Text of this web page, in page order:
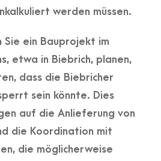
werden müssen.
Sie ein Bauprojekt im
etwa in Biebrich, planen,
dass die Biebricher
sein könnte. Dies
auf die Anlieferung von
die Koordination mit
die möglicherweise